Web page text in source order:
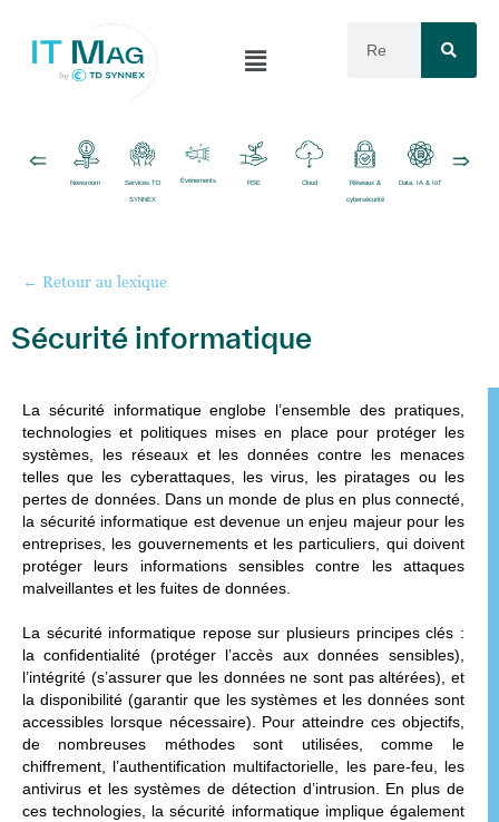
Newsroom Services TD
SYNNEX
Événements RSE Cloud Réseaux &
cybersécurité
Data, IA & IoT
← Retour au lexique
Sécurité informatique
La sécurité informatiqueenglobe l’ensemble des pratiques,
technologies et politiques mises en place pour protéger les
systèmes, les réseaux et les données contre les menaces
telles que les cyberattaques, les virus, les piratages ou les
pertes de données. Dans un monde de plus en plus connecté,
la sécurité informatique est devenue un enjeu majeur pour les
entreprises, les gouvernements et les particuliers, qui doivent
protéger leurs informations sensibles contre les attaques
malveillantes et les fuites de données.
La sécurité informatique repose sur plusieurs principes clés :
la confidentialité (protéger l’accès aux données sensibles),
l’intégrité (s’assurer que les données ne sont pas altérées), et
la disponibilité (garantir que les systèmes et les données sont
accessibles lorsque nécessaire). Pour atteindre ces objectifs,
de nombreuses méthodes sont utilisées, comme le
chiffrement, l’authentification multifactorielle, les pare-feu, les
antivirus et les systèmes de détection d’intrusion. En plus de
ces technologies, la sécurité informatique implique également